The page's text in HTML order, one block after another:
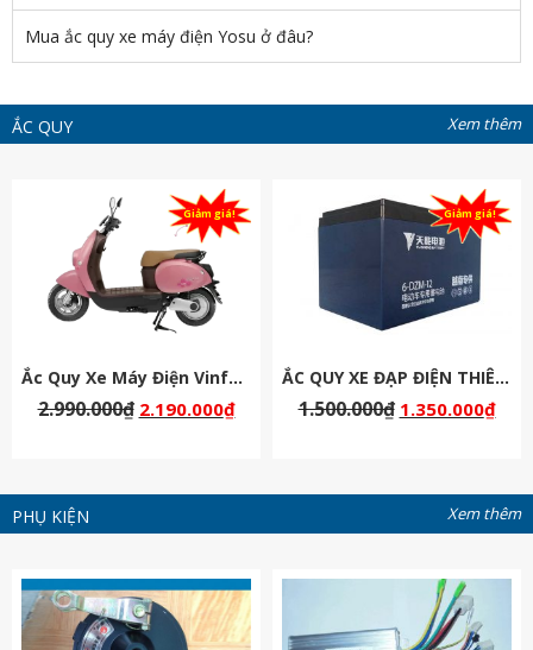
Mua ắc quy xe máy điện Yosu ở đâu?
ẮC QUY Xem thêm
Giảm giá!
Ắc Quy Xe Máy Điện Vinfast Motio
2.990.000₫ 2.190.000₫
Giảm giá!
ẮC QUY XE ĐẠP ĐIỆN THIÊN NĂNG 48V-12AH
1.500.000₫ 1.350.000₫
PHỤ KIỆN Xem thêm